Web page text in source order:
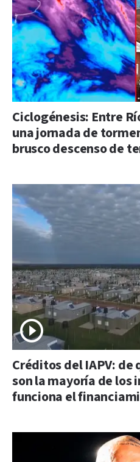
Ciclogénesis: Entre
una jornada de
brusco descenso de
Créditos del IAPV:
son la mayoría de los
funciona el